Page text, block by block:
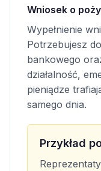
Wniosek o
Wypełnienie
Potrzebujesz
bankowego
działalność,
pieniądze
samego dnia.
Przykład